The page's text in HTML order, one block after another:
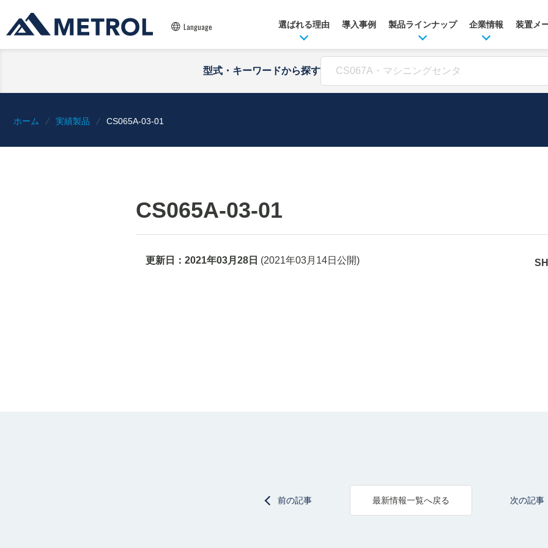
Language 選ばれる理由 導入事例 製品ラインナップ 企業情報 装置メ
型式・キーワードから探す
ホーム 実績製品 CS065A-03-01
CS065A-03-01
更新日： 2021年03月28日 (2021年03月14日 公開)
前の記事 最新情報一覧へ戻る 次の記事